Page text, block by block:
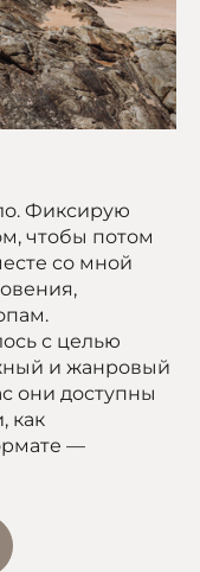
Фиксирую
чтобы потом
со мной
с целью
и жанровый
они доступны
как
—